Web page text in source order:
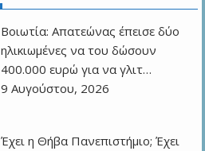
Βοιωτία: Απατεώνας έπεισε δύο
ηλικιωμένες να του δώσουν
400.000 ευρώ για να γλιτ…
9 Αυγούστου, 2026
Έχει η Θήβα Πανεπιστήμιο; Έχει